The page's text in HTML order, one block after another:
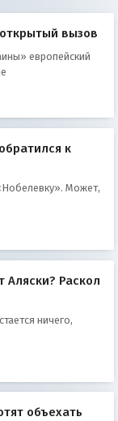
вызов
европейский
к
Может,
Аляски? Раскол
ничего,
объехать